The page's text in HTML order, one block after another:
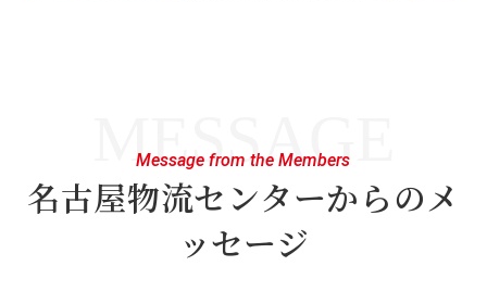
MESSAGE
Message from the Members
名古屋物流センターからのメ
ッセージ